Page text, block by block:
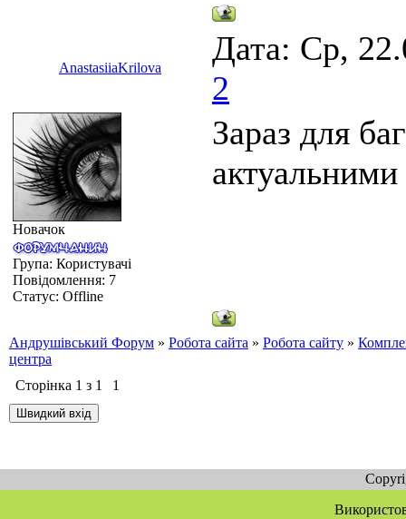
AnastasiiaKrilova
Дата: Ср,
2
Новачок
Група: Користувачі
Повідомлення: 7
Статус: Offline
Зараз для
актуальними
Андрушівський Форум » Робота сайта » Робота сайту »
центра
Сторінка 1 з 1 1